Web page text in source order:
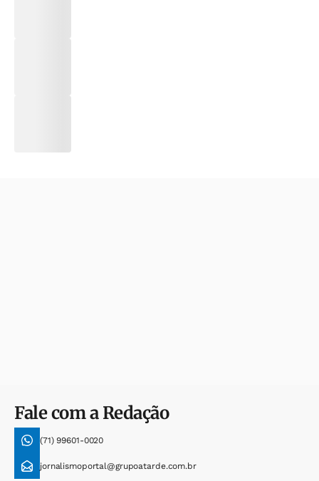
Fale com a Redação
(71) 99601-0020
jornalismoportal@grupoatarde.com.br